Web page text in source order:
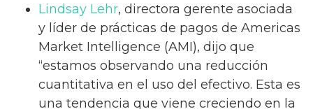
Lindsay Lehr, directora gerente asociada
y líder de prácticas de pagos de Americas
Market Intelligence (AMI), dijo que
“estamos observando una reducción
cuantitativa en el uso del efectivo. Esta es
una tendencia que viene creciendo en la